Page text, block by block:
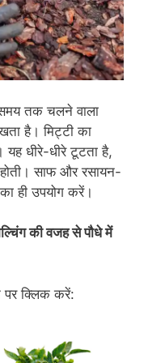
तक चलने वाला
है। मिट्टी का
धीरे-धीरे टूटता है,
साफ और रसायन-
ही उपयोग करें।
की वजह से पौधे में
पर क्लिक करें: